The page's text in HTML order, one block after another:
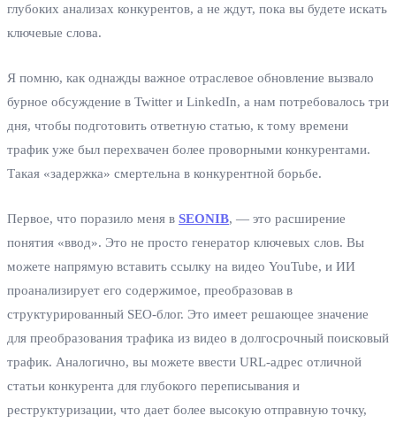
глубоких анализах конкурентов, а не ждут, пока вы будете искать
ключевые слова.
Я помню, как однажды важное отраслевое обновление вызвало
бурное обсуждение в Twitter и LinkedIn, а нам потребовалось три
дня, чтобы подготовить ответную статью, к тому времени
трафик уже был перехвачен более проворными конкурентами.
Такая «задержка» смертельна в конкурентной борьбе.
Первое, что поразило меня в SEONIB, — это расширение
понятия «ввод». Это не просто генератор ключевых слов. Вы
можете напрямую вставить ссылку на видео YouTube, и ИИ
проанализирует его содержимое, преобразовав в
структурированный SEO-блог. Это имеет решающее значение
для преобразования трафика из видео в долгосрочный поисковый
трафик. Аналогично, вы можете ввести URL-адрес отличной
статьи конкурента для глубокого переписывания и
реструктуризации, что дает более высокую отправную точку,